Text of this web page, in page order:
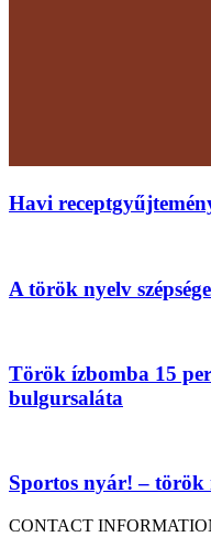
Havi
A török nyelv
Török ízbomba 15
bulgursaláta
Sportos nyár! – török
CONTACT